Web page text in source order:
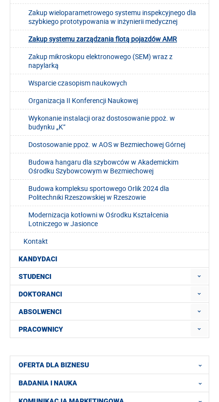
Zakup wieloparametrowego systemu inspekcyjnego dla
szybkiego prototypowania w inżynierii medycznej
Zakup systemu zarządzania flotą pojazdów AMR
Zakup mikroskopu elektronowego (SEM) wraz z
napylarką
Wsparcie czasopism naukowych
Organizacja II Konferencji Naukowej
Wykonanie instalacji oraz dostosowanie ppoż. w
budynku „K”
Dostosowanie ppoż. w AOS w Bezmiechowej Górnej
Budowa hangaru dla szybowców w Akademickim
Ośrodku Szybowcowym w Bezmiechowej
Budowa kompleksu sportowego Orlik 2024 dla
Politechniki Rzeszowskiej w Rzeszowie
Modernizacja kotłowni w Ośrodku Kształcenia
Lotniczego w Jasionce
Kontakt
KANDYDACI
STUDENCI
DOKTORANCI
ABSOLWENCI
PRACOWNICY
OFERTA DLA BIZNESU
BADANIA I NAUKA